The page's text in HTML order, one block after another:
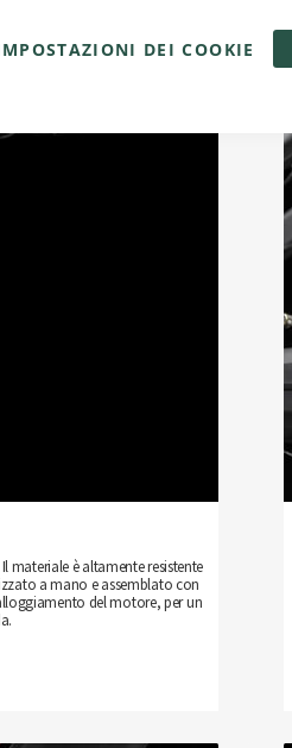
DEI COOKIE
materiale è altamente resistente
a mano e assemblato con
del motore, per un